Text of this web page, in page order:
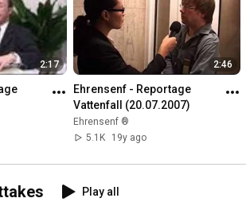
2:17 2:46
Ehrensenf - Reportage
Vattenfall (20.07.2007)
Ehrensenf ®
5.1K
19y ago
Play all